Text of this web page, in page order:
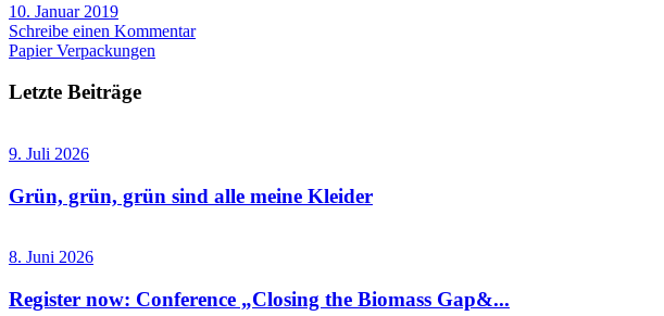
10. Januar 2019
Schreibe einen Kommentar
Papier Verpackungen
Letzte Beiträge
9. Juli 2026
Grün, grün, grün sind alle meine Kleider
8. Juni 2026
Register now: Conference „Closing the Biomass Gap&...